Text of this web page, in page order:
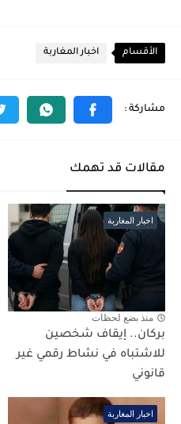
الأقسام اخبار المغاربة
مقالات قد تهمك
اخبار المغاربة
منذ بضع لحظات
بركان.. إيقاف شخصين
للاشتباه في نشاط رقمي غير
قانوني
اخبار المغاربة